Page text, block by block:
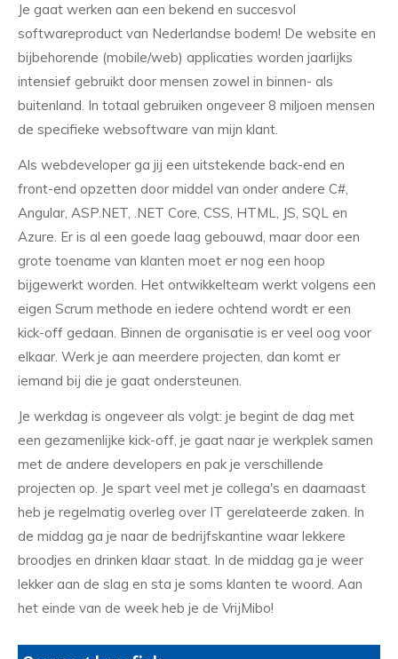
Je gaat werken aan een bekend en succesvol
softwareproduct van Nederlandse bodem! De website en
bijbehorende (mobile/web) applicaties worden jaarlijks
intensief gebruikt door mensen zowel in binnen- als
buitenland. In totaal gebruiken ongeveer 8 miljoen mensen
de specifieke websoftware van mijn klant.
Als webdeveloper ga jij een uitstekende back-end en
front-end opzetten door middel van onder andere C#,
Angular, ASP.NET, .NET Core, CSS, HTML, JS, SQL en
Azure. Er is al een goede laag gebouwd, maar door een
grote toename van klanten moet er nog een hoop
bijgewerkt worden. Het ontwikkelteam werkt volgens een
eigen Scrum methode en iedere ochtend wordt er een
kick-off gedaan. Binnen de organisatie is er veel oog voor
elkaar. Werk je aan meerdere projecten, dan komt er
iemand bij die je gaat ondersteunen.
Je werkdag is ongeveer als volgt: je begint de dag met
een gezamenlijke kick-off, je gaat naar je werkplek samen
met de andere developers en pak je verschillende
projecten op. Je spart veel met je collega's en daarnaast
heb je regelmatig overleg over IT gerelateerde zaken. In
de middag ga je naar de bedrijfskantine waar lekkere
broodjes en drinken klaar staat. In de middag ga je weer
lekker aan de slag en sta je soms klanten te woord. Aan
het einde van de week heb je de VrijMibo!